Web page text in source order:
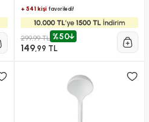
+ 541 kişifavoriledi!
299,99 TL %50
149,99 TL